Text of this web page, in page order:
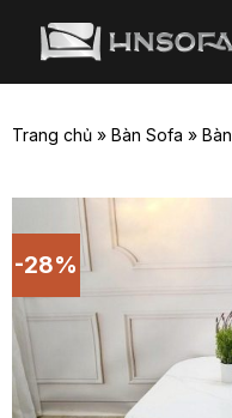
Trang chủ» Bàn Sofa »
-28%